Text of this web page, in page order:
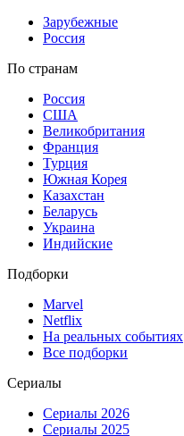
Зарубежные
Россия
По странам
Россия
США
Великобритания
Франция
Турция
Южная Корея
Казахстан
Беларусь
Украина
Индийские
Подборки
Marvel
Netflix
На реальных событиях
Все подборки
Сериалы
Сериалы 2026
Сериалы 2025